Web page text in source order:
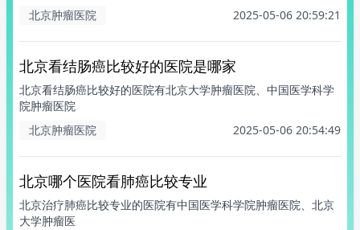
北京肿瘤医院 2025-05-06 20:59:21
北京看结肠癌比较好的医院是哪家
北京看结肠癌比较好的医院有北京大学肿瘤医院、中国医学科学
院肿瘤医院
北京肿瘤医院
2025-05-06 20:54:49
北京哪个医院看肺癌比较专业
北京治疗肺癌比较专业的医院有中国医学科学院肿瘤医院、北京
大学肿瘤医